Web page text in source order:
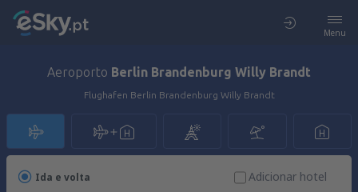
Menu
Aeroporto Berlin Brandenburg Willy Brandt
Flughafen Berlin Brandenburg Willy Brandt
Ida e volta
Adicionar hotel